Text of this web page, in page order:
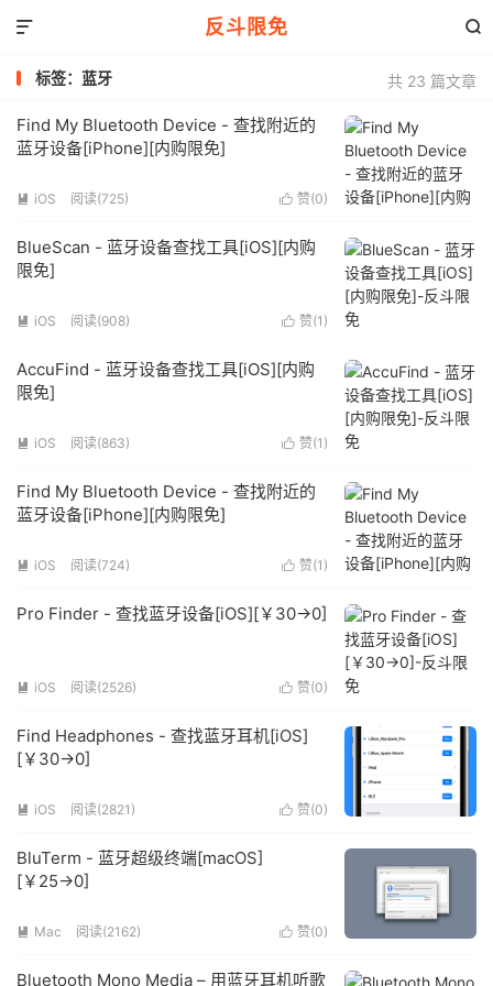
反斗限免 

共 23 篇文章
标签：蓝牙
Find My Bluetooth Device - 查找附近的
蓝牙设备[iPhone][内购限免]
 赞(0)
 iOS 阅读(725)
BlueScan - 蓝牙设备查找工具[iOS][内购
限免]
 赞(1 )
 iOS 阅读(908)
AccuFind - 蓝牙设备查找工具[iOS][内购
限免]
 赞(1 )
 iOS 阅读(863)
Find My Bluetooth Device - 查找附近的
蓝牙设备[iPhone][内购限免]
 赞(1 )
 iOS 阅读(724)
Pro Finder - 查找蓝牙设备[iOS][￥30→0]
 赞(0)
 iOS 阅读(2526)
Find Headphones - 查找蓝牙耳机[iOS]
[￥30→0]
 赞(0)
 iOS 阅读(2821)
BluTerm - 蓝牙超级终端[macOS]
[￥25→0]
 赞(0)
 Mac 阅读(2162)
Bluetooth Mono Media – 用蓝牙耳机听歌